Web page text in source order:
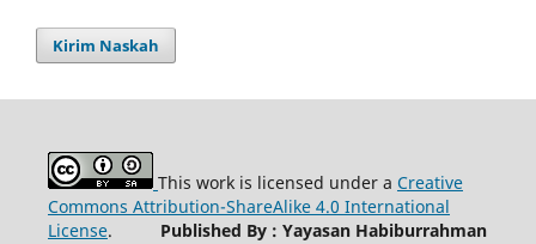
Kirim Naskah
This work is licensed under a Creative
Commons Attribution-ShareAlike 4.0 International
License.
Published By : Yayasan Habiburrahman